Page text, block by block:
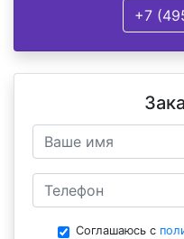
+7
Соглашаюсь с